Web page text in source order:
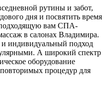
рутины и забот,
дня и посвятить время
подходящую вам СПА-
в салонах Владимира.
и индивидуальный подход
А широкий спектр
оборудование
процедур для